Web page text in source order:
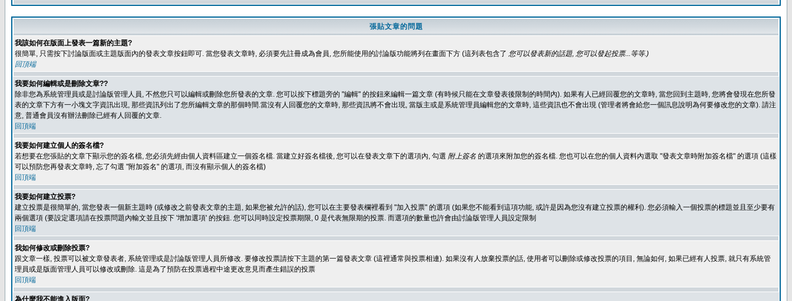
張貼文章的問題
我該如何在版面上發表一篇新的主題?
很簡單, 只需按下討論版面或主題版面內的發表文章按鈕即可. 當您發表文章時, 必須要先註冊成為會員, 您所能使用的討論版功能將列在畫面下方 (這列表包含了 您可以發表新的話題, 您可以發起投票...等等.)
回頂端
我要如何編輯或是刪除文章??
除非您為系統管理員或是討論版管理人員, 不然您只可以編輯或刪除您所發表的文章. 您可以按下標題旁的 "編輯" 的按鈕來編輯一篇文章 (有時候只能在文章發表後限制的時間內). 如果有人已經回覆您的文章時, 當您回到主題時, 您將會發現在您所發
表的文章下方有一小塊文字資訊出現, 那些資訊列出了您所編輯文章的那個時間.當沒有人回覆您的文章時, 那些資訊將不會出現, 當版主或是系統管理員編輯您的文章時, 這些資訊也不會出現 (管理者將會給您一個訊息說明為何要修改您的文章). 請注
意, 普通會員沒有辦法刪除已經有人回覆的文章.
回頂端
我要如何建立個人的簽名檔?
若想要在您張貼的文章下顯示您的簽名檔, 您必須先經由個人資料區建立一個簽名檔. 當建立好簽名檔後, 您可以在發表文章下的選項內, 勾選 附上簽名 的選項來附加您的簽名檔. 您也可以在您的個人資料內選取 "發表文章時附加簽名檔" 的選項 (這樣
可以預防您再發表文章時, 忘了勾選 "附加簽名" 的選項, 而沒有顯示個人的簽名檔)
回頂端
我要如何建立投票?
建立投票是很簡單的, 當您發表一個新主題時 (或修改之前發表文章的主題, 如果您被允許的話), 您可以在主要發表欄裡看到 "加入投票" 的選項 (如果您不能看到這項功能, 或許是因為您沒有建立投票的權利). 您必須輸入一個投票的標題並且至少要有
兩個選項 (要設定選項請在投票問題內輸文並且按下 '增加選項' 的按鈕. 您可以同時設定投票期限, 0 是代表無限期的投票. 而選項的數量也許會由討論版管理人員設定限制
回頂端
我如何修改或刪除投票?
跟文章一樣, 投票可以被文章發表者, 系統管理或是討論版管理人員所修改. 要修改投票請按下主題的第一篇發表文章 (這裡通常與投票相連). 如果沒有人放棄投票的話, 使用者可以刪除或修改投票的項目, 無論如何, 如果已經有人投票, 就只有系統管
理員或是版面管理人員可以修改或刪除. 這是為了預防在投票過程中途更改意見而產生錯誤的投票
回頂端
為什麼我不能進入版面?